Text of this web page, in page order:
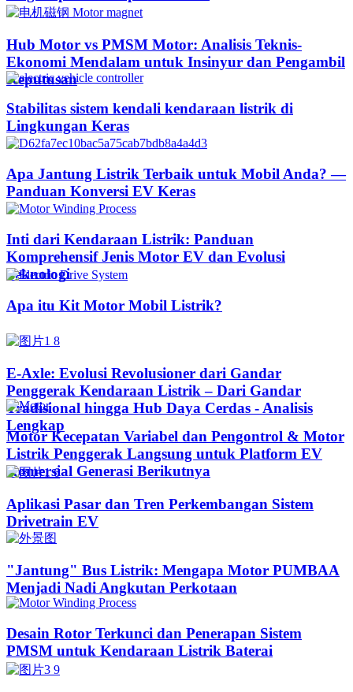
Hub Motor vs PMSM Motor: Analisis Teknis-
Ekonomi Mendalam untuk Insinyur dan Pengambil
Keputusan
Stabilitas sistem kendali kendaraan listrik di
Lingkungan Keras
Apa Jantung Listrik Terbaik untuk Mobil Anda? —
Panduan Konversi EV Keras
Inti dari Kendaraan Listrik: Panduan
Komprehensif Jenis Motor EV dan Evolusi
Teknologi
Apa itu Kit Motor Mobil Listrik?
E-Axle: Evolusi Revolusioner dari Gandar
Penggerak Kendaraan Listrik – Dari Gandar
Tradisional hingga Hub Daya Cerdas - Analisis
Lengkap
Motor Kecepatan Variabel dan Pengontrol & Motor
Listrik Penggerak Langsung untuk Platform EV
Komersial Generasi Berikutnya
Aplikasi Pasar dan Tren Perkembangan Sistem
Drivetrain EV
"Jantung" Bus Listrik: Mengapa Motor PUMBAA
Menjadi Nadi Angkutan Perkotaan
Desain Rotor Terkunci dan Penerapan Sistem
PMSM untuk Kendaraan Listrik Baterai